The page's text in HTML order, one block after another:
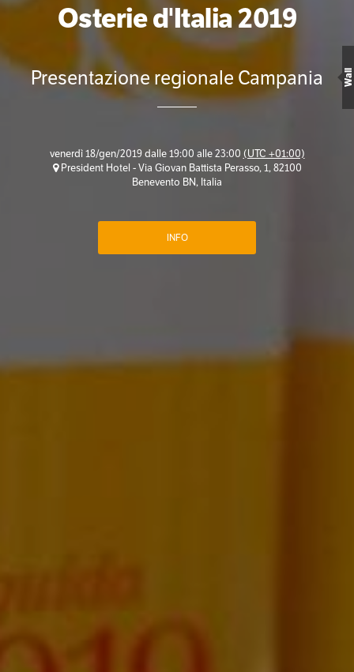
Osterie d'Italia 2019
Presentazione regionale Campania
venerdì 18/gen/2019 dalle 19:00 alle 23:00 (UTC +01:00)
President Hotel - Via Giovan Battista Perasso, 1, 82100
Benevento BN, Italia
INFO
Wall